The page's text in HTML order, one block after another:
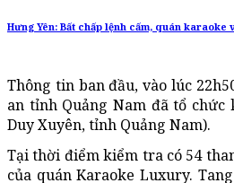
Hưng Yên: Bất chấp lệnh cấm, quán
Thông tin ban đầu, vào lúc
an tỉnh Quảng Nam đã tổ
Duy Xuyên, tỉnh Quảng Nam).
Tại thời điểm kiểm tra có 54
của quán Karaoke Luxury.